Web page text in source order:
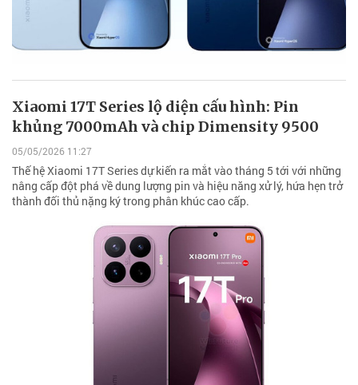
Xiaomi 17T Series lộ diện cấu hình: Pin
khủng 7000mAh và chip Dimensity 9500
05/05/2026 11:27
Thế hệ Xiaomi 17T Series dự kiến ra mắt vào tháng 5 tới với những
nâng cấp đột phá về dung lượng pin và hiệu năng xử lý, hứa hẹn trở
thành đối thủ nặng ký trong phân khúc cao cấp.